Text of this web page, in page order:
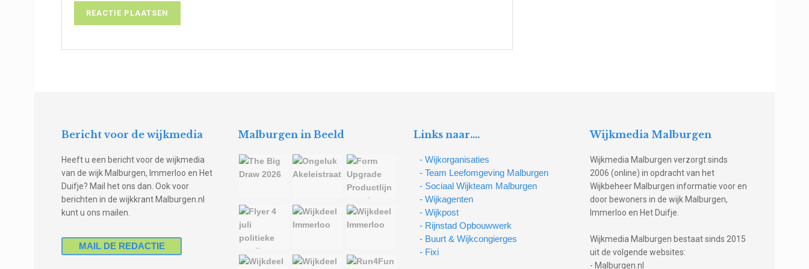
Bericht voor de wijkmedia
Heeft u een bericht voor de wijkmedia
van de wijk Malburgen, Immerloo en Het
Duifje? Mail het ons dan. Ook voor
berichten in de wijkkrant Malburgen.nl
kunt u ons mailen.
MAIL DE REDACTIE
Malburgen in Beeld Links naar….
- Wijkorganisaties
- Team Leefomgeving Malburgen
- Sociaal Wijkteam Malburgen
- Wijkagenten
- Wijkpost
- Rijnstad Opbouwwerk
- Buurt & Wijkcongierges
- Fixi
Wijkmedia Malburgen
Wijkmedia Malburgen verzorgt sinds
2006 (online) in opdracht van het
Wijkbeheer Malburgen informatie voor en
door bewoners in de wijk Malburgen,
Immerloo en Het Duifje.
Wijkmedia Malburgen bestaat sinds 2015
uit de volgende websites:
- Malburgen.nl